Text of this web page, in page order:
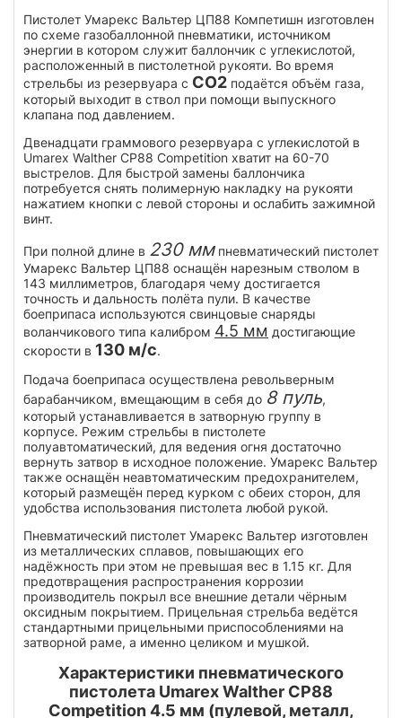
Пистолет Умарекс Вальтер ЦП88 Компетишн изготовлен
по схеме газобаллонной пневматики, источником
энергии в котором служит баллончик с углекислотой,
расположенный в пистолетной рукояти. Во время
стрельбы из резервуара с CO2 подаётся объём газа,
который выходит в ствол при помощи выпускного
клапана под давлением.
Двенадцати граммового резервуара с углекислотой в
Umarex Walther CP88 Competition хватит на 60-70
выстрелов. Для быстрой замены баллончика
потребуется снять полимерную накладку на рукояти
нажатием кнопки с левой стороны и ослабить зажимной
винт.
При полной длине в 230 ммпневматический пистолет
Умарекс Вальтер ЦП88 оснащён нарезным стволом в
143 миллиметров, благодаря чему достигается
точность и дальность полёта пули. В качестве
боеприпаса используются свинцовые снаряды
воланчикового типа калибром 4.5 мм достигающие
скорости в 130 м/с.
Подача боеприпаса осуществлена револьверным
барабанчиком, вмещающим в себя до 8 пуль,
который устанавливается в затворную группу в
корпусе. Режим стрельбы в пистолете
полуавтоматический, для ведения огня достаточно
вернуть затвор в исходное положение. Умарекс Вальтер
также оснащён неавтоматическим предохранителем,
который размещён перед курком с обеих сторон, для
удобства использования пистолета любой рукой.
Пневматический пистолет Умарекс Вальтер изготовлен
из металлических сплавов, повышающих его
надёжность при этом не превышая вес в 1.15 кг. Для
предотвращения распространения коррозии
производитель покрыл все внешние детали чёрным
оксидным покрытием. Прицельная стрельба ведётся
стандартными прицельными приспособлениями на
затворной раме, а именно целиком и мушкой.
Характеристики пневматического
пистолета Umarex Walther CP88
Competition 4.5 мм (пулевой, металл,